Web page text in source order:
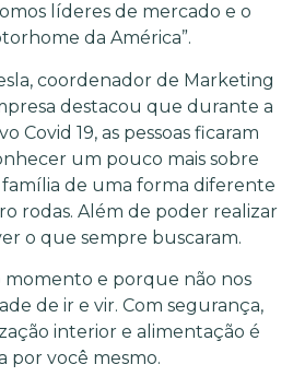
líderes de mercado e o
da América”.
coordenador de Marketing
destacou que durante a
Covid 19, as pessoas ficaram
um pouco mais sobre
família de uma forma diferente
rodas. Além de poder realizar
o que sempre buscaram.
momento e porque não nos
de ir e vir. Com segurança,
interior e alimentação é
por você mesmo.